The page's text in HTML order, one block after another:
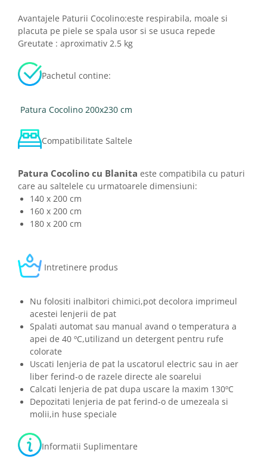
Avantajele Paturii Cocolino:este respirabila, moale si
placuta pe piele se spala usor si se usuca repede
Greutate : aproximativ 2.5 kg
Pachetul contine:
Patura Cocolino 200x230 cm
Compatibilitate Saltele
Patura Cocolino cu Blanita este compatibila cu paturi
care au saltelele cu urmatoarele dimensiuni:
140 x 200 cm
160 x 200 cm
180 x 200 cm
Intretinere produs
Nu folositi inalbitori chimici,pot decolora imprimeul
acestei lenjerii de pat
Spalati automat sau manual avand o temperatura a
apei de 40 ºC,utilizand un detergent pentru rufe
colorate
Uscati lenjeria de pat la uscatorul electric sau in aer
liber ferind-o de razele directe ale soarelui
Calcati lenjeria de pat dupa uscare la maxim 130ºC
Depozitati lenjeria de pat ferind-o de umezeala si
molii,in huse speciale
Informatii Suplimentare